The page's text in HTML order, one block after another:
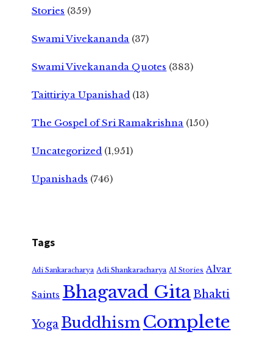
Stories (359)
Swami Vivekananda (37)
Swami Vivekananda Quotes (383)
Taittiriya Upanishad (13)
The Gospel of Sri Ramakrishna (150)
Uncategorized (1,951)
Upanishads (746)
Tags
Adi Sankaracharya Adi Shankaracharya AI Stories Alvar
Saints Bhagavad GitaBhakti
Yoga Buddhism Complete